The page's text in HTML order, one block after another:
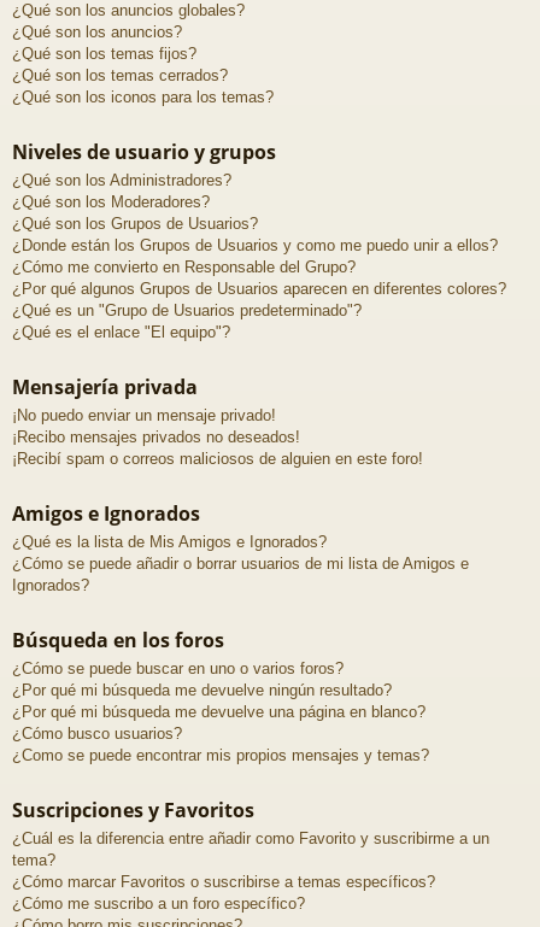
¿Qué son los anuncios globales?
¿Qué son los anuncios?
¿Qué son los temas fijos?
¿Qué son los temas cerrados?
¿Qué son los iconos para los temas?
Niveles de usuario y grupos
¿Qué son los Administradores?
¿Qué son los Moderadores?
¿Qué son los Grupos de Usuarios?
¿Donde están los Grupos de Usuarios y como me puedo unir a ellos?
¿Cómo me convierto en Responsable del Grupo?
¿Por qué algunos Grupos de Usuarios aparecen en diferentes colores?
¿Qué es un "Grupo de Usuarios predeterminado"?
¿Qué es el enlace "El equipo"?
Mensajería privada
¡No puedo enviar un mensaje privado!
¡Recibo mensajes privados no deseados!
¡Recibí spam o correos maliciosos de alguien en este foro!
Amigos e Ignorados
¿Qué es la lista de Mis Amigos e Ignorados?
¿Cómo se puede añadir o borrar usuarios de mi lista de Amigos e
Ignorados?
Búsqueda en los foros
¿Cómo se puede buscar en uno o varios foros?
¿Por qué mi búsqueda me devuelve ningún resultado?
¿Por qué mi búsqueda me devuelve una página en blanco?
¿Cómo busco usuarios?
¿Como se puede encontrar mis propios mensajes y temas?
Suscripciones y Favoritos
¿Cuál es la diferencia entre añadir como Favorito y suscribirme a un
tema?
¿Cómo marcar Favoritos o suscribirse a temas específicos?
¿Cómo me suscribo a un foro específico?